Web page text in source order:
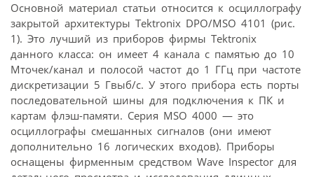
Основной материал статьи относится к осциллографу
закрытой архитектуры Tektronix DPO/MSO 4101 (рис.
1). Это лучший из приборов фирмы Tektronix
данного класса: он имеет 4 канала с памятью до 10
Мточек/канал и полосой частот до 1 ГГц при частоте
дискретизации 5 Гвыб/с. У этого прибора есть порты
последовательной шины для подключения к ПК и
картам флэш-памяти. Серия MSO 4000 — это
осциллографы смешанных сигналов (они имеют
дополнительно 16 логических входов). Приборы
оснащены фирменным средством Wave Inspector для